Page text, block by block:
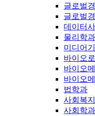
글로벌
글로벌
데이터
물리학과
미디어
바이오
바이오
바이오
법학과
사회복
사회학과